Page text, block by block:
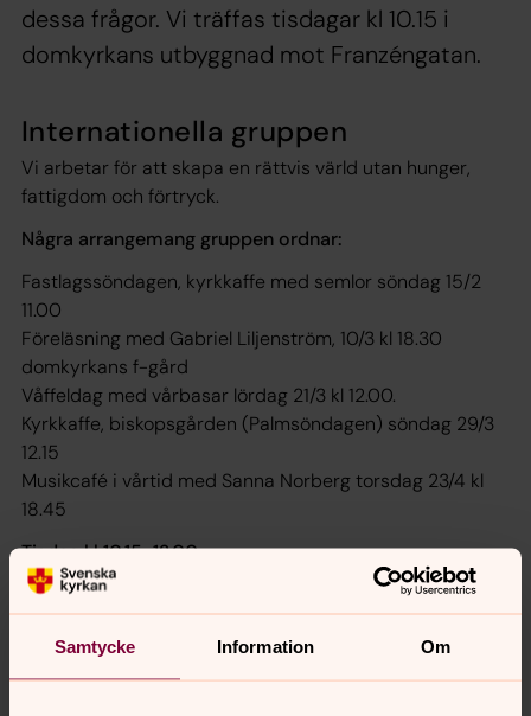
Samtycke Information Om
dessa frågor. Vi träffas tisdagar kl 10.15 i
domkyrkans utbyggnad mot Franzéngatan.
Internationella gruppen
Vi arbetar för att skapa en rättvis värld utan hunger,
fattigdom och förtryck.
Några arrangemang gruppen ordnar:
Fastlagssöndagen, kyrkkaffe med semlor söndag 15/2
11.00
Föreläsning med Gabriel Liljenström, 10/3 kl 18.30
domkyrkans f-gård
Våffeldag med vårbasar lördag 21/3 kl 12.00.
Kyrkkaffe, biskopsgården (Palmsöndagen) söndag 29/3
12.15
Musikcafé i vårtid med Sanna Norberg torsdag 23/4 kl
18.45
Tisdag kl 10.15-12.00
Domkyrkans utbyggnad, Franzéngatan.
Datum: 28/4, 12/5